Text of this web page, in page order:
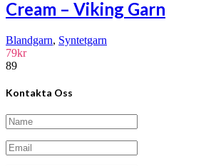
väljas
på
Cream – Viking Garn
Blandgarn, Syntetgarn
79kr
89
Kontakta Oss